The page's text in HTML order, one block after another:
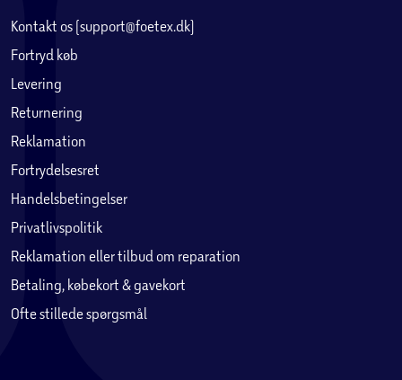
Kontakt os (support@foetex.dk)
Fortryd køb
Levering
Returnering
Reklamation
Fortrydelsesret
Handelsbetingelser
Privatlivspolitik
Reklamation eller tilbud om reparation
Betaling, købekort & gavekort
Ofte stillede spørgsmål